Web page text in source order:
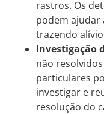
rastros. Os
podem ajudar
trazendo
Investigação
não
particulares
investigar e
resolução do